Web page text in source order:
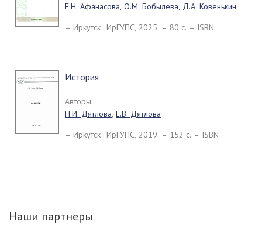
Е.Н. Афанасова, О.М. Бобылева, Д.А. Ковенькин
– Иркутск : ИрГУПС, 2025. – 80 c. – ISBN
История
Авторы:
Н.И. Дятлова, Е.В. Дятлова
– Иркутск : ИрГУПС, 2019. – 152 c. – ISBN
Наши партнеры